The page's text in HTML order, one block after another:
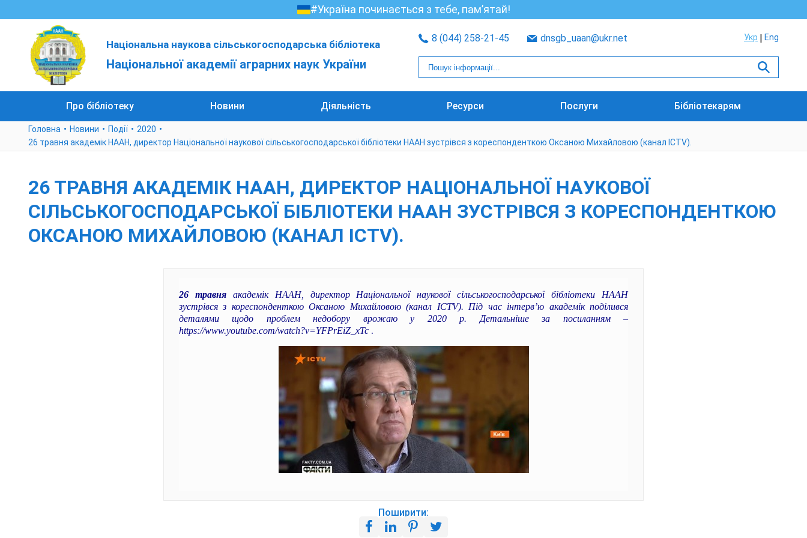
#Україна починається з тебе, пам’ятай!
Національна наукова сільськогосподарська бібліотека
Національної академії аграрних наук України
8 (044) 258-21-45 dnsgb_uaan@ukr.net Укр Eng
Про бібліотеку Новини Діяльність Ресурси Послуги Бібліотекарям
Головна Новини Події
2020
26 травня академік НААН, директор Національної наукової сільськогосподарської бібліотеки НААН зустрівся з кореспонденткою Оксаною Михайловою (канал ICTV).
26 ТРАВНЯ АКАДЕМІК НААН, ДИРЕКТОР НАЦІОНАЛЬНОЇ НАУКОВОЇ
СІЛЬСЬКОГОСПОДАРСЬКОЇ БІБЛІОТЕКИ НААН ЗУСТРІВСЯ З КОРЕСПОНДЕНТКОЮ
ОКСАНОЮ МИХАЙЛОВОЮ (КАНАЛ ICTV).
26 травняакадемік НААН, директор Національної наукової сільськогосподарської бібліотеки НААН
зустрівся з кореспонденткою Оксаною Михайловою (канал ICTV). Під час інтерв’ю академік поділився
деталями щодо проблем недобору врожаю у 2020 р. Детальніше за посиланням –
https://www.youtube.com/watch?v=YFPrEiZ_xTc .
Поширити: